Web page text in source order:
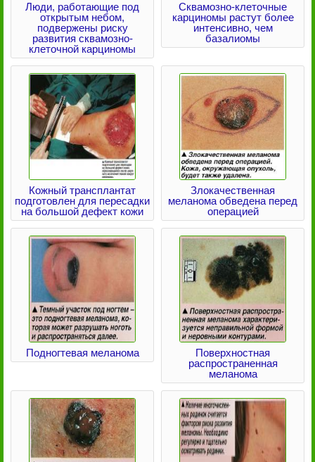
Люди, работающие под
открытым небом,
подвержены риску
развития сквамозно-
клеточной карциномы
Сквамозно-клеточные
карциномы растут более
интенсивно, чем
базалиомы
Кожный трансплантат
подготовлен для пересадки
на большой дефект кожи
Злокачественная
меланома обведена перед
операцией
Подногтевая меланома
Поверхностная
распространенная
меланома